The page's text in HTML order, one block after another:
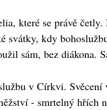
které se právě četly.
kdy
sám, bez diákona.
v Církvi.
- smrtelný hřích